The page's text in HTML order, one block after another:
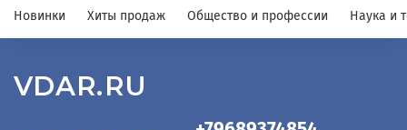
Новинки Хиты продаж Общество и профессии Наука и
VDAR.RU